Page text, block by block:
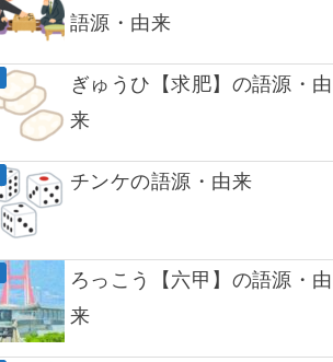
語源・由来
ぎゅうひ【求肥】の語源・由
来
チンケの語源・由来
ろっこう【六甲】の語源・由
来